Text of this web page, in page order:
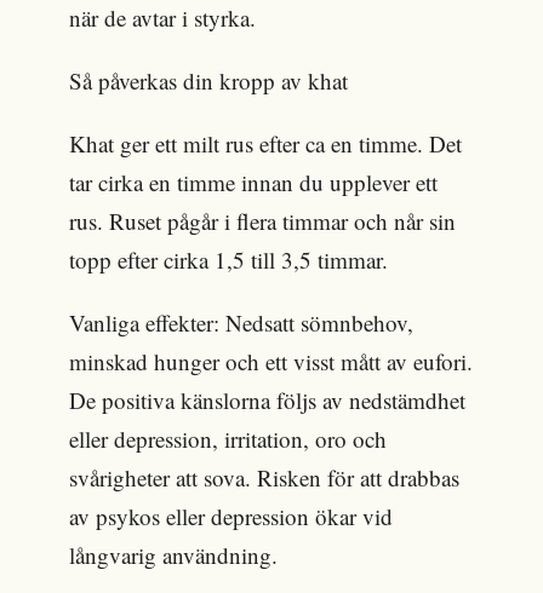
när de avtar i styrka.
Så påverkas din kropp av khat
Khat ger ett milt rus efter ca en timme. Det
tar cirka en timme innan du upplever ett
rus. Ruset pågår i flera timmar och når sin
topp efter cirka 1,5 till 3,5 timmar.
Vanliga effekter: Nedsatt sömnbehov,
minskad hunger och ett visst mått av eufori.
De positiva känslorna följs av nedstämdhet
eller depression, irritation, oro och
svårigheter att sova. Risken för att drabbas
av psykos eller depression ökar vid
långvarig användning.